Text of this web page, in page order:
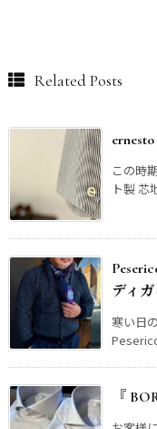
Related Posts
この時
ト製 芯
ディ
寒い日
『